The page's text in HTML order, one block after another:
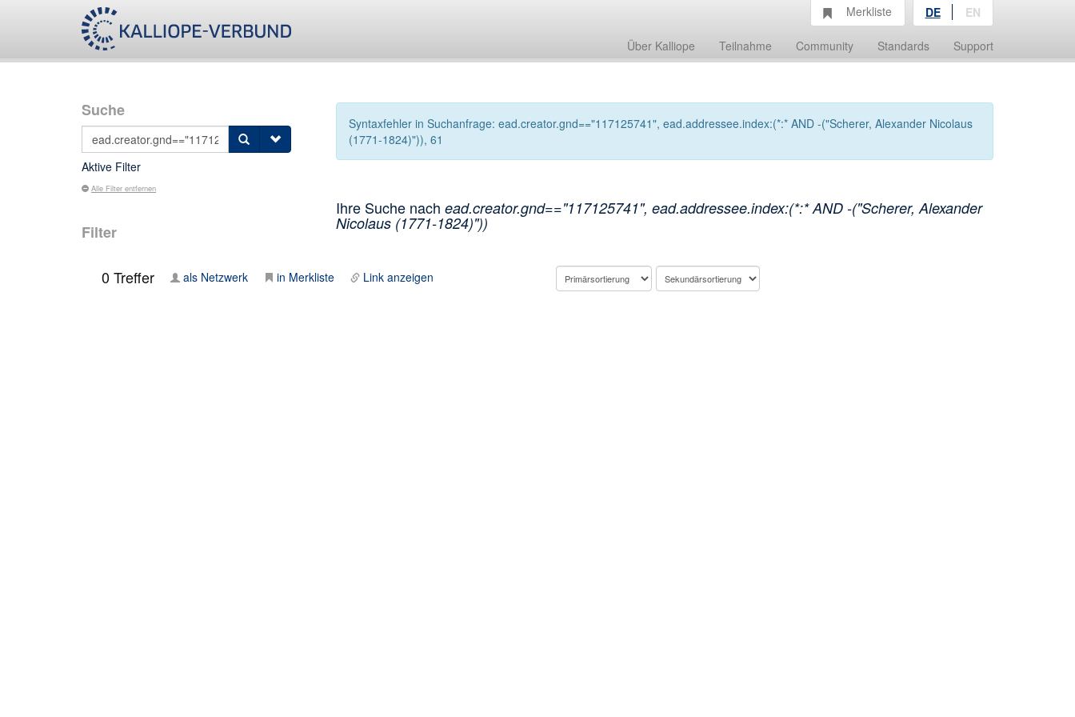
Über Kalliope Teilnahme Community Standards Support
Merkliste DE EN
Suche
Aktive Filter
Alle Filter entfernen
Filter
Syntaxfehler in Suchanfrage: ead.creator.gnd=="117125741", ead.addressee.index:(*:* AND -("Scherer, Alexander Nicolaus
(1771-1824)")), 61
Ihre Suche nach ead.creator.gnd=="117125741", ead.addressee.index:(*:* AND -("Scherer, Alexander
Nicolaus (1771-1824)"))
0Treffer als Netzwerk in Merkliste Link anzeigen